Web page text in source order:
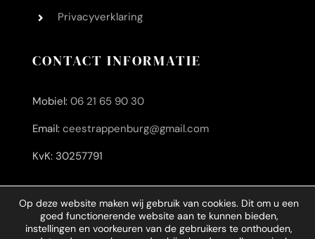
Privacyverklaring
CONTACT INFORMATIE
Mobiel: 06 21 65 90 30
Email: ceestrappenburg@gmail.com
KvK: 30257791
Op deze website maken wij gebruik van cookies. Dit om u een
goed functionerende website aan te kunnen bieden,
instellingen en voorkeuren van de gebruikers te onthouden,